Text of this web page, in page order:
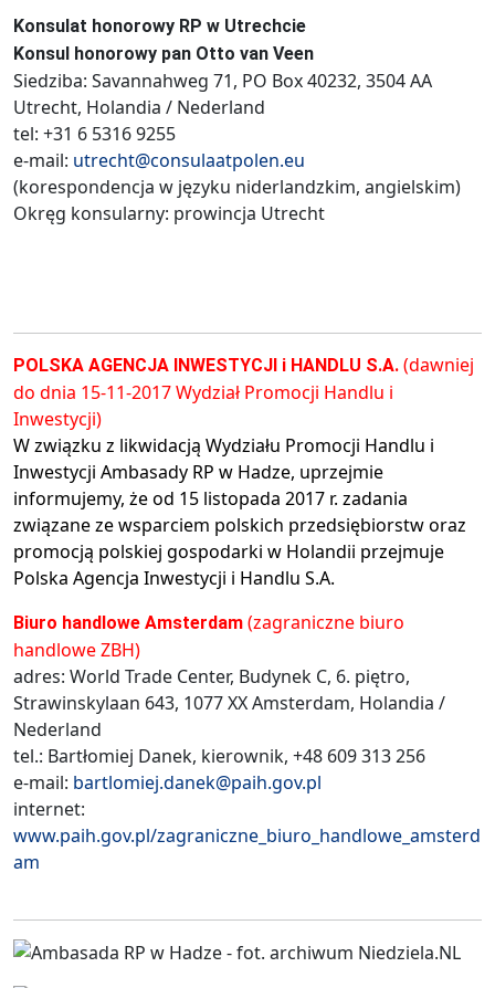
Konsulat honorowy RP w Utrechcie
Konsul honorowy pan Otto van Veen
Siedziba: Savannahweg 71, PO Box 40232, 3504 AA
Utrecht, Holandia / Nederland
tel: +31 6 5316 9255
e-mail: utrecht@consulaatpolen.eu
(korespondencja w języku niderlandzkim, angielskim)
Okręg konsularny: prowincja Utrecht
POLSKA AGENCJA INWESTYCJI i HANDLU S.A. (dawniej
do dnia 15-11-2017 Wydział Promocji Handlu i
Inwestycji)
W związku z likwidacją Wydziału Promocji Handlu i
Inwestycji Ambasady RP w Hadze, uprzejmie
informujemy, że od 15 listopada 2017 r. zadania
związane ze wsparciem polskich przedsiębiorstw oraz
promocją polskiej gospodarki w Holandii przejmuje
Polska Agencja Inwestycji i Handlu S.A.
Biuro handlowe Amsterdam (zagraniczne biuro
handlowe ZBH)
adres: World Trade Center, Budynek C, 6. piętro,
Strawinskylaan 643, 1077 XX Amsterdam, Holandia /
Nederland
tel.: Bartłomiej Danek, kierownik, +48 609 313 256
e-mail: bartlomiej.danek@paih.gov.pl
internet:
www.paih.gov.pl/zagraniczne_biuro_handlowe_amsterd
am